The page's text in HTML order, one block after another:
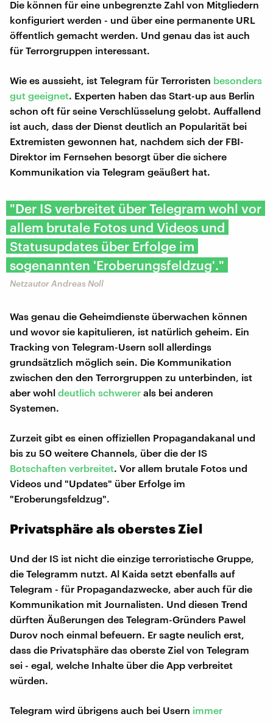
Die können für eine unbegrenzte Zahl von Mitgliedern
konfiguriert werden - und über eine permanente URL
öffentlich gemacht werden. Und genau das ist auch
für Terrorgruppen interessant.
Wie es aussieht, ist Telegram für Terroristen besonders
gut geeignet. Experten haben das Start-up aus Berlin
schon oft für seine Verschlüsselung gelobt. Auffallend
ist auch, dass der Dienst deutlich an Popularität bei
Extremisten gewonnen hat, nachdem sich der FBI-
Direktor im Fernsehen besorgt über die sichere
Kommunikation via Telegram geäußert hat.
"Der IS verbreitet über Telegram wohl vor
allem brutale Fotos und Videos und
Statusupdates über Erfolge im
sogenannten 'Eroberungsfeldzug'."
Netzautor Andreas Noll
Was genau die Geheimdienste überwachen können
und wovor sie kapitulieren, ist natürlich geheim. Ein
Tracking von Telegram-Usern soll allerdings
grundsätzlich möglich sein. Die Kommunikation
zwischen den den Terrorgruppen zu unterbinden, ist
aber wohl deutlich schwerer als bei anderen
Systemen.
Zurzeit gibt es einen offiziellen Propagandakanal und
bis zu 50 weitere Channels, über die der IS
Botschaften verbreitet. Vor allem brutale Fotos und
Videos und "Updates" über Erfolge im
"Eroberungsfeldzug".
Privatsphäre als oberstes Ziel
Und der IS ist nicht die einzige terroristische Gruppe,
die Telegramm nutzt. Al Kaida setzt ebenfalls auf
Telegram - für Propagandazwecke, aber auch für die
Kommunikation mit Journalisten. Und diesen Trend
dürften Äußerungen des Telegram-Gründers Pawel
Durov noch einmal befeuern. Er sagte neulich erst,
dass die Privatsphäre das oberste Ziel von Telegram
sei - egal, welche Inhalte über die App verbreitet
würden.
Telegram wird übrigens auch bei Usern immer